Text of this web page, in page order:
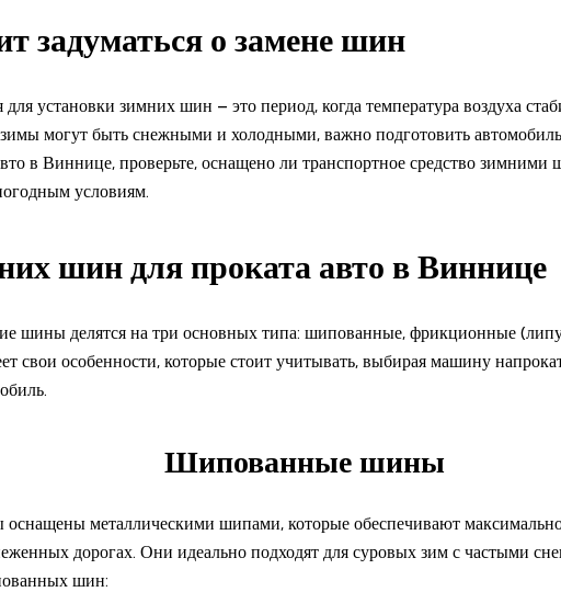
задуматься о замене шин
установки зимних шин – это период, когда температура воздуха
могут быть снежными и холодными, важно подготовить
в Виннице, проверьте, оснащено ли транспортное средство
условиям.
шин для проката авто в Виннице
шины делятся на три основных типа: шипованные, фрикционные
свои особенности, которые стоит учитывать, выбирая машину
Шипованные шины
металлическими шипами, которые обеспечивают
дорогах. Они идеально подходят для суровых зим с частыми
шин: